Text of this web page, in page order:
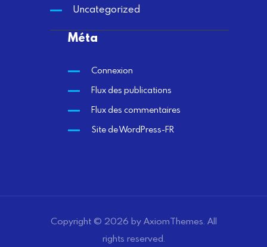
Uncategorized
Méta
Connexion
Flux des publications
Flux des commentaires
Site de WordPress-FR
Copyright © 2026 by AxiomThemes. All
rights reserved.